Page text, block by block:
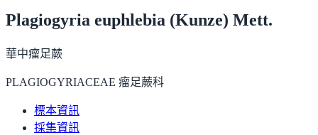
Plagiogyria euphlebia (Kunze) Mett.
華中瘤足蕨
PLAGIOGYRIACEAE 瘤足蕨科
標本資訊
採集資訊